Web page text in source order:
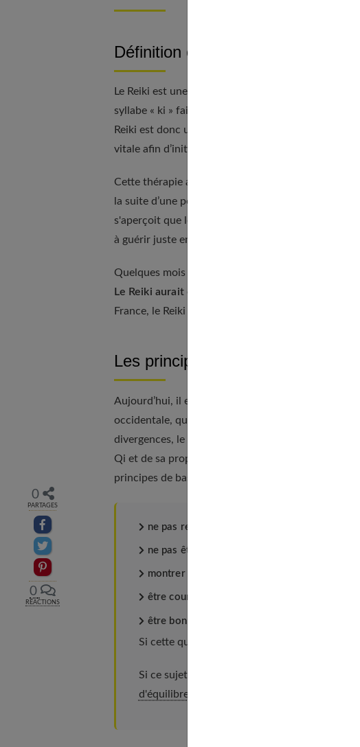
0
PARTAGES
Partager sur facebook
Partager sur Twitter
Epingler sur Pinterest
0
RÉACTIONS
Définition et origines du Reiki
Le Reiki est une pratique venue du Japon. La
syllabe « ki » fait référence au Qi, qui correspond à
Reiki est donc une méthode qui permet de
vitale afin d’initier un processus de guérison.
Cette thérapie a été conçue par Mikao Usui, un
la suite d’une période de jeûne et de méditation
s'aperçoit que le Qi émane de tout son corps. En
à guérir juste en touchant sa blessure. Fiction ou
Quelques mois plus tard, il décide de fonder une
Le Reiki aurait été importé en occident en 1937
France, le Reiki n’est pas une pratique
Les principes de cette méthode de
Aujourd’hui, il existe la forme de Reiki traditionnel,
occidentale, qui s’est
divergences, le principe central du Reiki est la
Qi et de sa propre force vitale pour réveiller un
principes de base qui sont :
ne pas ressentir de colère ;
ne pas être soucieux ;
montrer sa gratitude ;
être courageux ;
être bon envers autrui.
Si cette question vous concerne, notre guide
Si ce sujet vous intéresse, découvrez
d'équilibre ou balance board